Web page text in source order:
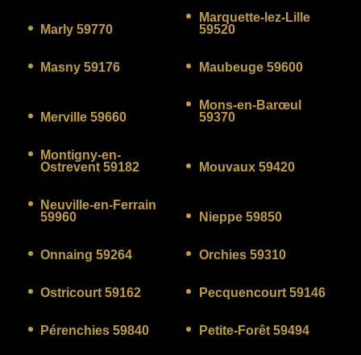
Marly 59770
Marquette-lez-Lille
59520
Masny 59176 Maubeuge 59600
Merville 59660
Mons-en-Barœul
59370
Montigny-en-
Ostrevent 59182
Mouvaux 59420
Neuville-en-Ferrain
59960
Nieppe 59850
Onnaing 59264 Orchies 59310
Ostricourt 59162 Pecquencourt 59146
Pérenchies 59840 Petite-Forêt 59494